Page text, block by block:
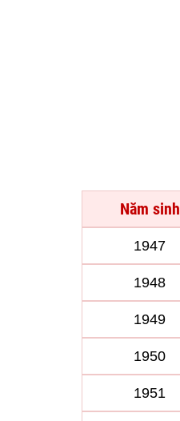
Năm sinh
1947
1948
1949
1950
1951